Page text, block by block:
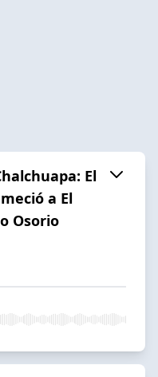
El
a El
Osorio